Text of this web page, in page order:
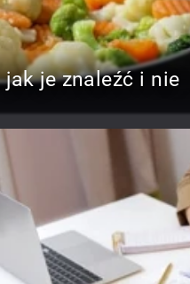
je znaleźć i nie